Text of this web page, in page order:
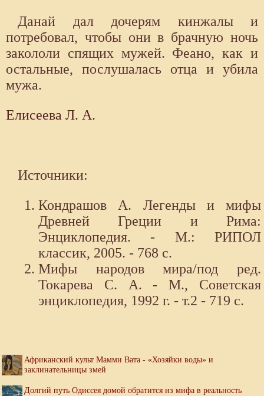
Данай дал дочерям кинжалы и
потребовал, чтобы они в брачную ночь
закололи спящих мужей. Феано, как и
остальные, послушалась отца и убила
мужа.
Елисеева Л. А.
Источники:
Кондрашов А. Легенды и мифы
Древней Греции и Рима:
Энциклопедия. - М.: РИПОЛ
классик, 2005. - 768 с.
Мифы народов мира/под ред.
Токарева С. А. - М., Советская
энциклопедия, 1992 г. - т.2 - 719 с.
Африканский культ Мамми Вата - «Хозяйки воды» и
заклинательницы змей
Долгий путь Одиссея домой обратится из мифа в реальность